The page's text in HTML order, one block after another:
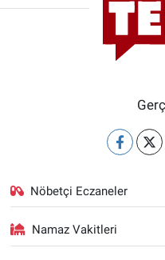
Nöbetçi Eczaneler
Namaz Vakitleri